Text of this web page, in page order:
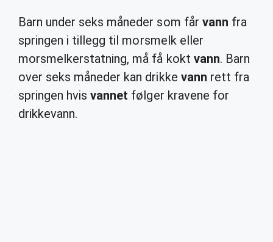
Barn under seks måneder som får vann fra
springen i tillegg til morsmelk eller
morsmelkerstatning, må få kokt vann. Barn
over seks måneder kan drikke vann rett fra
springen hvisvannet følger kravene for
drikkevann.